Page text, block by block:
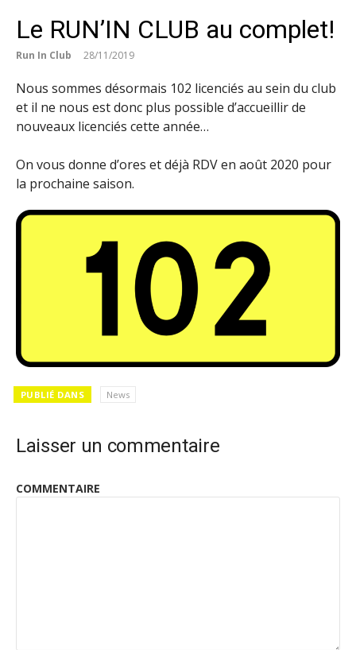
Le RUN’IN CLUB au complet!
Run In Club 28/11/2019
Nous sommes désormais 102 licenciés au sein du club
et il ne nous est donc plus possible d’accueillir de
nouveaux licenciés cette année…
On vous donne d’ores et déjà RDV en août 2020 pour
la prochaine saison.
PUBLIÉ DANS News
Laisser un commentaire
COMMENTAIRE